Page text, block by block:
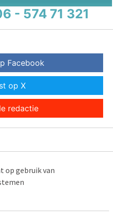
- 574 71 321
Facebook
op X
redactie
op gebruik van